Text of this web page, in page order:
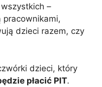
–
pracownikami,
dzieci razem, czy
dzieci, który
płacić PIT.